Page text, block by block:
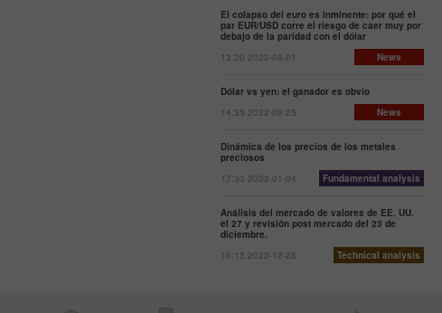
El colapso del euro es inminente: por qué el
par EUR/USD corre el riesgo de caer muy por
debajo de la paridad con el dólar
13:20 2022-08-01
News
Dólar vs yen: el ganador es obvio
14:35 2022-08-25
News
Dinámica de los precios de los metales
preciosos
17:33 2023-01-04
Fundamental analysis
Análisis del mercado de valores de EE. UU.
el 27 y revisión post mercado del 23 de
diciembre.
16:13 2022-12-28
Technical analysis